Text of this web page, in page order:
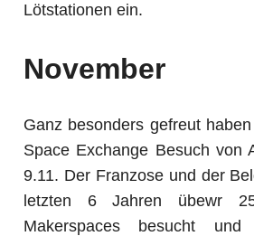
Lötstationen ein.
November
Ganz besonders gefreut
Space Exchange Besuch von
9.11. Der Franzose und der
letzten 6 Jahren übewr
Makerspaces besucht